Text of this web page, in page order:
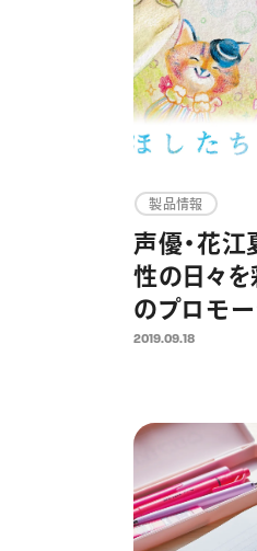
製品情報
声優・花江
性の日々を
のプロモ
セット『カ
2019.09.18